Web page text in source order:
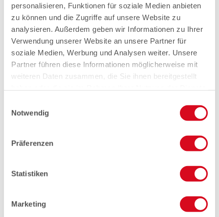
personalisieren, Funktionen für soziale Medien anbieten
zu können und die Zugriffe auf unsere Website zu
analysieren. Außerdem geben wir Informationen zu Ihrer
Verwendung unserer Website an unsere Partner für
soziale Medien, Werbung und Analysen weiter. Unsere
Partner führen diese Informationen möglicherweise mit
weiteren Daten zusammen, die Sie ihnen bereitgestellt
Notwendig
Präferenzen
Statistiken
Marketing